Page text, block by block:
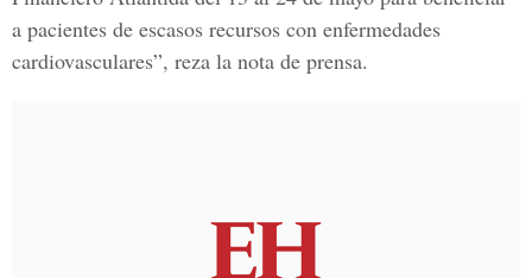
a pacientes de escasos recursos con enfermedades
cardiovasculares”, reza la nota de prensa.